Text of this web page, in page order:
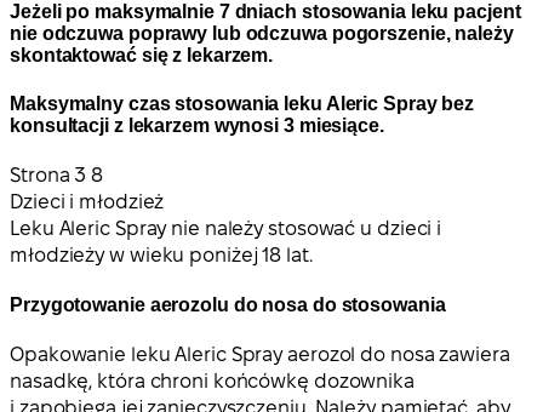
Jeżeli po maksymalnie 7 dniach stosowania leku pacjent
nie odczuwa poprawy lub odczuwa pogorszenie, należy
skontaktować się z lekarzem.
Maksymalny czas stosowania leku Aleric Spray bez
konsultacji z lekarzem wynosi 3 miesiące.
Strona 3 8
Dzieci i młodzież
Leku Aleric Spray nie należy stosować u dzieci i
młodzieży w wieku poniżej 18 lat.
Przygotowanie aerozolu do nosa do stosowania
Opakowanie leku Aleric Spray aerozol do nosa zawiera
nasadkę, która chroni końcówkę dozownika